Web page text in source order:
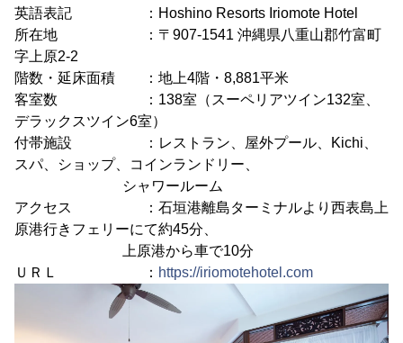
英語表記 ：Hoshino Resorts Iriomote Hotel
所在地 ：〒907-1541 沖縄県八重山郡竹富町
字上原2-2
階数・延床面積 ：地上4階・8,881平米
客室数 ：138室（スーペリアツイン132室、
デラックスツイン6室）
付帯施設 ：レストラン、屋外プール、Kichi、
スパ、ショップ、コインランドリー、
シャワールーム
アクセス ：石垣港離島ターミナルより西表島上
原港行きフェリーにて約45分、
上原港から車で10分
ＵＲＬ ： https://iriomotehotel.com